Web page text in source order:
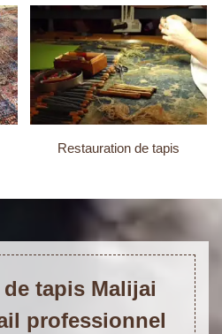
Restauration de tapis
de tapis Malijai
professionnel